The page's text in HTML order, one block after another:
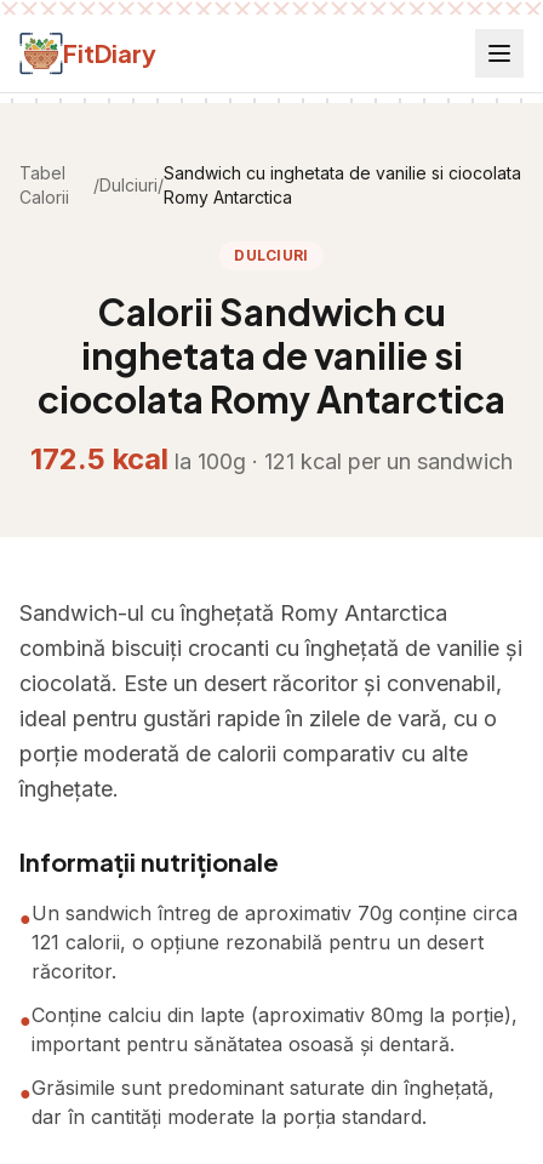
Salt la conținut
FitDiary
Tabel
Calorii
/Dulciuri/
Sandwich cu inghetata de vanilie si ciocolata
Romy Antarctica
DULCIURI
Calorii Sandwich cu
inghetata de vanilie si
ciocolata Romy Antarctica
172.5 kcal la 100g · 121 kcal per un sandwich
Sandwich-ul cu înghețată Romy Antarctica
combină biscuiți crocanti cu înghețată de vanilie și
ciocolată. Este un desert răcoritor și convenabil,
ideal pentru gustări rapide în zilele de vară, cu o
porție moderată de calorii comparativ cu alte
înghețate.
Informații nutriționale
●Un sandwich întreg de aproximativ 70g conține circa
121 calorii, o opțiune rezonabilă pentru un desert
răcoritor.
●Conține calciu din lapte (aproximativ 80mg la porție),
important pentru sănătatea osoasă și dentară.
●Grăsimile sunt predominant saturate din înghețată,
dar în cantități moderate la porția standard.